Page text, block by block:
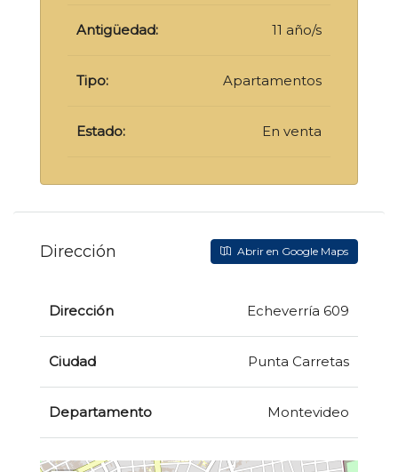
Antigüedad: 11 año/s
Tipo: Apartamentos
Estado: En venta
Dirección Abrir en Google Maps
Dirección Echeverría 609
Ciudad Punta Carretas
Departamento Montevideo